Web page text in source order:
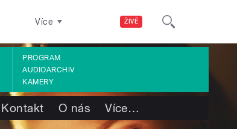
ŽIVĚ
Více
PROGRAM
AUDIOARCHIV
KAMERY
Kontakt O nás Více…